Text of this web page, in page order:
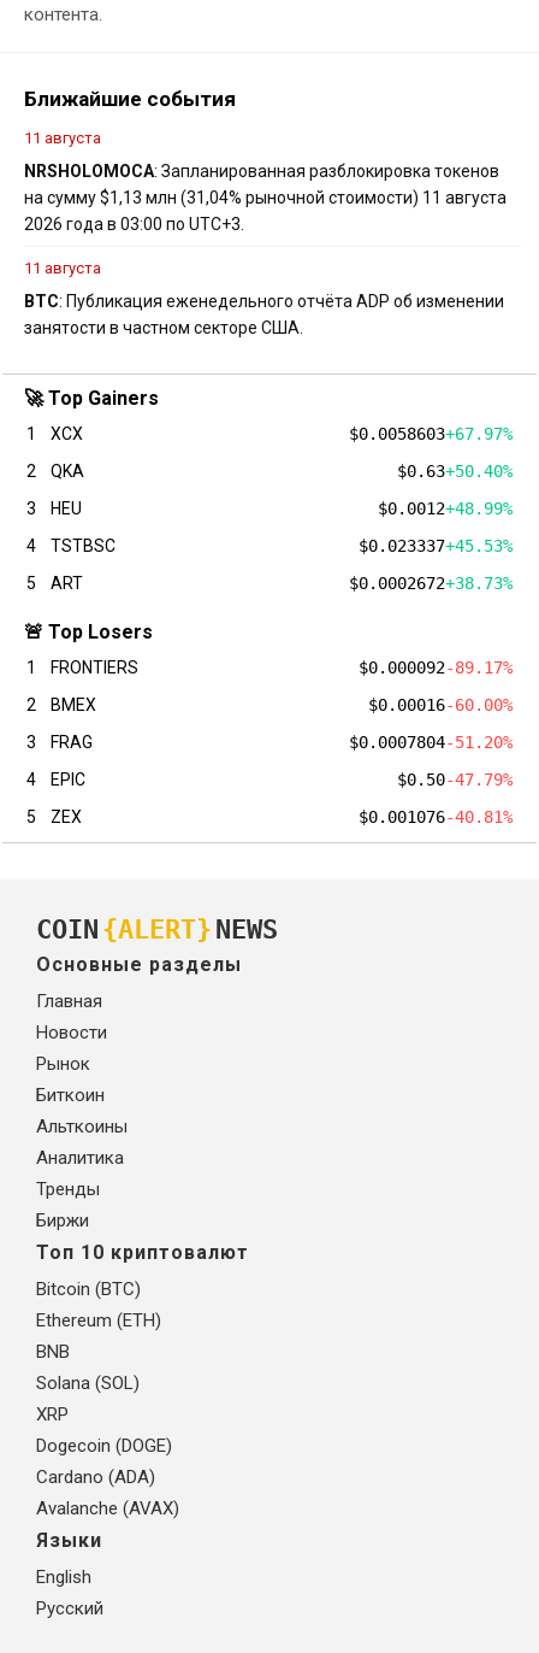
контента.
Ближайшие события
11 августа
NRS HOLO MOCA: Запланированная разблокировка токенов
на сумму $1,13 млн (31,04% рыночной стоимости) 11 августа
2026 года в 03:00 по UTC+3.
11 августа
BTC: Публикация еженедельного отчёта ADP об изменении
занятости в частном секторе США.
🚀 Top Gainers
1 XCX $0.0058603+67.97%
2
QKA $0.63+50.40%
3
HEU $0.0012+48.99%
4
TSTBSC $0.023337+45.53%
5
ART $0.0002672+38.73%
🚨 Top Losers
1 FRONTIERS $0.000092-89.17%
2
BMEX $0.00016-60.00%
3
FRAG $0.0007804-51.20%
4
EPIC $0.50-47.79%
5
ZEX $0.001076-40.81%
COIN {ALERT} NEWS
Основные разделы
Главная
Новости
Рынок
Биткоин
Альткоины
Аналитика
Тренды
Биржи
Топ 10 криптовалют
Bitcoin (BTC)
Ethereum (ETH)
BNB
Solana (SOL)
XRP
Dogecoin (DOGE)
Cardano (ADA)
Avalanche (AVAX)
Языки
English
Русский